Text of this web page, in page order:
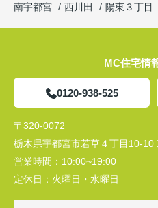
南宇都宮
西川田 陽東３丁目
MC住宅情
0120-938-525
〒320-0072
栃木県宇都宮市若草４丁目10-10
営業時間： 10:00~19:00
定休日： 火曜日・水曜日